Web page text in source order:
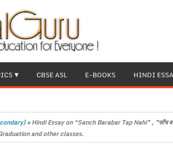
CBSE ASL E-BOOKS HINDI
»Hindi Essay on “Sanch Barabar Tap Nahi” , ”साँच
and other classes.